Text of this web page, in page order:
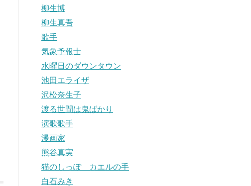
柳生博
柳生真吾
歌手
気象予報士
水曜日のダウンタウン
池田エライザ
沢松奈生子
渡る世間は鬼ばかり
演歌歌手
漫画家
熊谷真実
猫のしっぽ カエルの手
白石みき